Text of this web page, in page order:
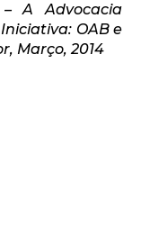
– A Advocacia
OAB e
Março, 2014